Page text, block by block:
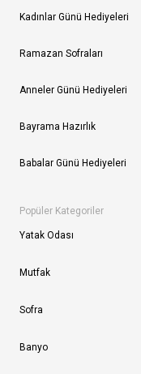
Kadınlar Günü Hediyeleri
Ramazan Sofraları
Anneler Günü Hediyeleri
Bayrama Hazırlık
Babalar Günü Hediyeleri
Popüler Kategoriler
Yatak Odası
Mutfak
Sofra
Banyo